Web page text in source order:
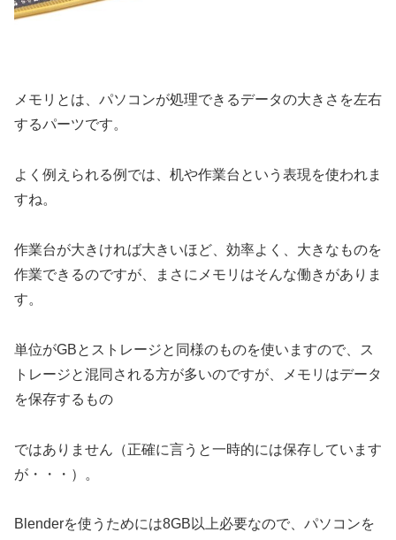
メモリとは、パソコンが処理できるデータの大きさを左右
するパーツです。
よく例えられる例では、机や作業台という表現を使われま
すね。
作業台が大きければ大きいほど、効率よく、大きなものを
作業できるのですが、まさにメモリはそんな働きがありま
す。
単位がGBとストレージと同様のものを使いますので、ス
トレージと混同される方が多いのですが、メモリはデータ
を保存するもの
ではありません（正確に言うと一時的には保存しています
が・・・）。
Blenderを使うためには8GB以上必要なので、パソコンを